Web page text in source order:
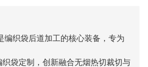
编织袋后道加工的核心装备，专为
织袋定制，创新融合无烟热切裁切与